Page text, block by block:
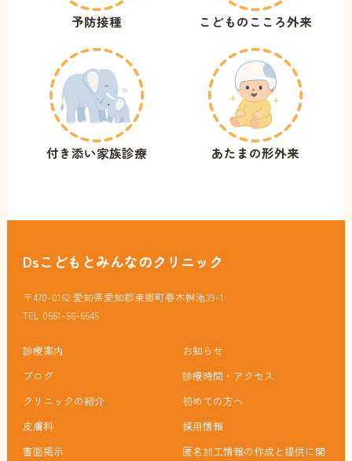
予防接種 こどものこころ外来
付き添い家族診療 あたまの形外来
Dsこどもとみんなのクリニック
〒470-0162 愛知県愛知郡東郷町春木桝池39-1
TEL 0561-56-6545
診療案内
お知らせ
ブログ
診療時間・アクセス
クリニックの紹介
初めての方へ
皮膚科
採用情報
書面掲示
匿名加工情報の作成と提供に関